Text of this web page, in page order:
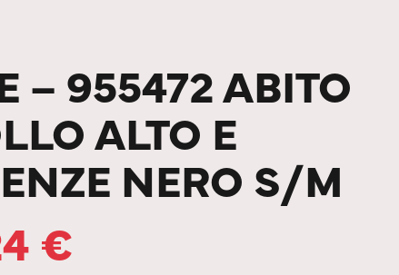
– 955472 ABITO
ALTO E
NERO S/M
€